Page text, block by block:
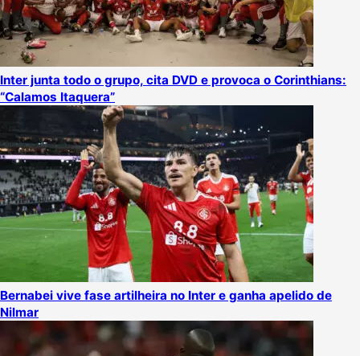
Inter junta todo o grupo, cita DVD e provoca o Corinthians:
“Calamos Itaquera”
Bernabei vive fase artilheira no Inter e ganha apelido de
Nilmar